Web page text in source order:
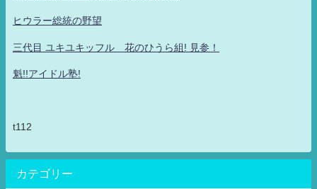
ヒウラー総統の野望
三代目 ユキユキッフル 花のひうら組! 見参！
魁!!アイドル塾!
t112
カテゴリー